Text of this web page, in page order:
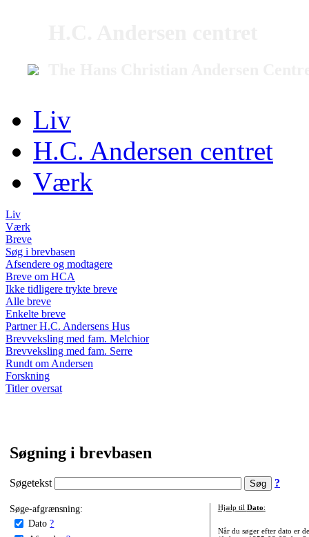
Liv
H.C. Andersen centret
Værk
Liv
Værk
Breve
Søg i brevbasen
Afsendere og modtagere
Breve om HCA
Ikke tidligere trykte breve
Alle breve
Enkelte breve
Partner H.C. Andersens Hus
Brevveksling med fam. Melchior
Brevveksling med fam. Serre
Rundt om Andersen
Forskning
Titler oversat
Søgning i brevbasen
Søgetekst ?
Søge-afgrænsning:
Dato ?
Hjælp til Dato:
Når du søger efter dato er